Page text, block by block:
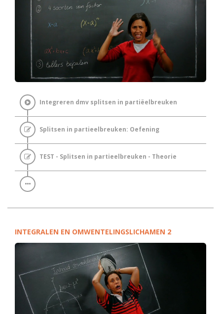
Integreren dmv splitsen in partiëelbreuken
Splitsen in partieelbreuken: Oefening
TEST - Splitsen in partieelbreuken - Theorie
INTEGRALEN EN OMWENTELINGSLICHAMEN 2